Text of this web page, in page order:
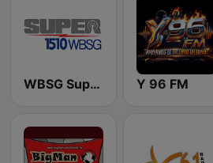
WBSG Super 1510 Y 96 FM